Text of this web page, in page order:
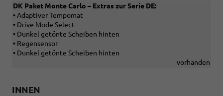
DK Paket Monte Carlo – Extras zur Serie DE:
• Adaptiver Tempomat
• Drive Mode Select
• Dunkel getönte Scheiben hinten
• Regensensor
• Dunkel getönte Scheiben hinten
vorhanden
INNEN